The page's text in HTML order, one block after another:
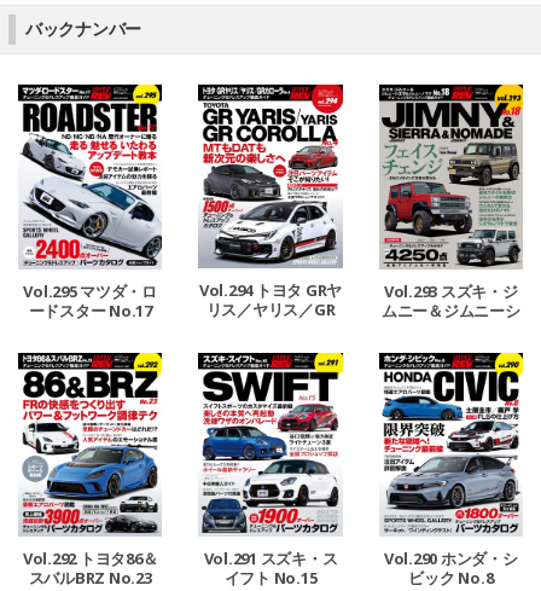
バックナンバー
Vol.295 マツダ・ロ
ードスター No.17
Vol.294 トヨタ GRヤ
リス／ヤリス／GR
Vol.293 スズキ・ジ
ムニー＆ジムニーシ
ド No.18
Vol.292 トヨタ86＆
スバルBRZ No.23
Vol.291 スズキ・ス
イフト No.15
Vol.290 ホンダ・シ
ビック No.8